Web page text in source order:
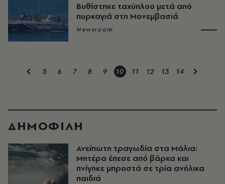
Βυθίστηκε ταχύπλοο μετά από
πυρκαγιά στη Μονεμβασιά
Newsroom
5 6 7 8 9 10 11 12 13 14
ΔΗΜΟΦΙΛΗ
Ανείπωτη τραγωδία στα Μάλια:
Μητέρα έπεσε από βάρκα και
πνίγηκε μπροστά σε τρία ανήλικα
παιδιά